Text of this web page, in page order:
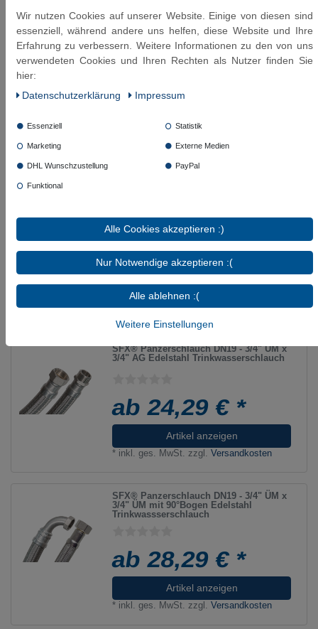
Beständigkeit - nicht geeignet:Heizöl (L,EL),
Kerosin, Ottokraftstoff (Raumtemperatur),
Methanol / Ethanol (Raumtemperatur),
Hydrauliköl (Mineralölbasis, Glycol Basis),
Beständigkeit - nur beding geeignet:
(abhängig von Typ und Konzentration der Säuren
(Raumtemperatur) und Kühlwasser mit Glykol
Beimischung (max.50%)
aus deutscher Produktion - Made in Germany!
Die Länge des Wärmepumpenschlauch DN19 ist von
Dichtfläche bis zur Mitte des Bogenradius bemessen.
SFX® Panzerschlauch DN19 - 3/4" ÜM x
3/4" AG Edelstahl Trinkwasserschlauch
ab 24,29 € *
Artikel anzeigen
* inkl. ges. MwSt. zzgl.Versandkosten
SFX® Panzerschlauch DN19 - 3/4" ÜM x
3/4" ÜM mit 90°Bogen Edelstahl
Trinkwassserschlauch
ab 28,29 € *
Artikel anzeigen
* inkl. ges. MwSt. zzgl.Versandkosten
Wir nutzen Cookies auf unserer Website. Einige von diesen sind
essenziell, während andere uns helfen, diese Website und Ihre
Erfahrung zu verbessern. Weitere Informationen zu den von uns
verwendeten Cookies und Ihren Rechten als Nutzer finden Sie
hier:
Daten­schutz­erklärung
Impressum
Essenziell Statistik
Marketing Externe Medien
DHL Wunschzustellung PayPal
Funktional
Alle Cookies akzeptieren :)
Nur Notwendige akzeptieren :(
Alle ablehnen :(
Weitere Einstellungen